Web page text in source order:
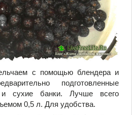
с помощью блендера и
подготовленные
и сухие банки. Лучше всего
0,5 л. Для удобства.